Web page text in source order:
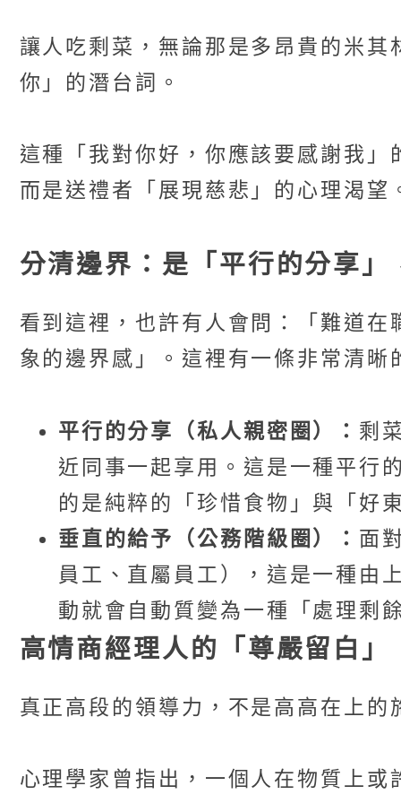
讓人吃剩菜，無論那是多昂貴的米
你」的潛台詞。
這種「我對你好，你應該要感謝我
而是送禮者「展現慈悲」的心理渴望
分清邊界：是「平行的分享
看到這裡，也許有人會問：「難道
象的邊界感」。這裡有一條非常清晰
平行的分享（私人親密圈）： 剩
近同事一起享用。這是一種平行
的是純粹的「珍惜食物」與「好
垂直的給予（公務階級圈）： 面
員工、直屬員工），這是一種由
動就會自動質變為一種「處理剩
高情商經理人的「尊嚴留白」
真正高段的領導力，不是高高在上
心理學家曾指出，一個人在物質上